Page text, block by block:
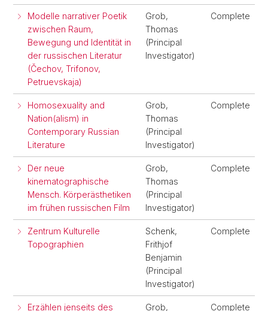
Modelle narrativer Poetik
zwischen Raum,
Bewegung und Identität in
der russischen Literatur
(Čechov, Trifonov,
Petruevskaja)
Grob,
Thomas
(Principal
Investigator)
Complete
Homosexuality and
Nation(alism) in
Contemporary Russian
Literature
Grob,
Thomas
(Principal
Investigator)
Complete
Der neue
kinematographische
Mensch. Körperästhetiken
im frühen russischen Film
Grob,
Thomas
(Principal
Investigator)
Complete
Zentrum Kulturelle
Topographien
Schenk,
Frithjof
Benjamin
(Principal
Investigator)
Complete
Erzählen jenseits des
Grob,
Complete